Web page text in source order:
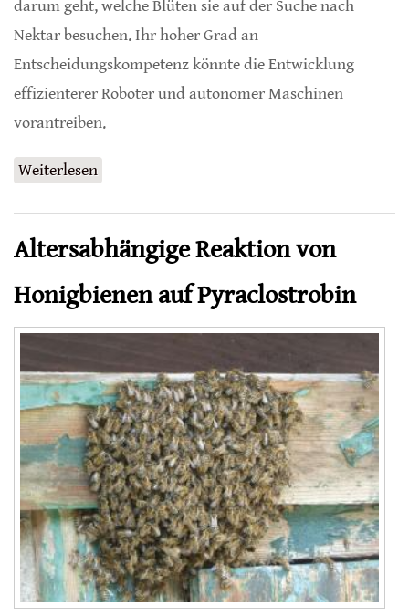
darum geht, welche Blüten sie auf der Suche nach
Nektar besuchen. Ihr hoher Grad an
Entscheidungskompetenz könnte die Entwicklung
effizienterer Roboter und autonomer Maschinen
vorantreiben.
Weiterlesen
Altersabhängige Reaktion von
Honigbienen auf Pyraclostrobin